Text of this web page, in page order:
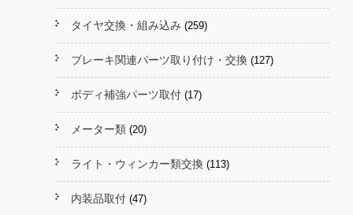
タイヤ交換・組み込み (259)
ブレーキ関連パーツ取り付け・交換 (127)
ボディ補強パーツ取付 (17)
メーター類 (20)
ライト・ウィンカー類交換 (113)
内装品取付 (47)